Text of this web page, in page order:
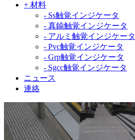
+ 材料
- Ss触覚インジケータ
- 真鍮触覚インジケータ
- アルミ触覚インジケータ
- Pvc触覚インジケータ
- Grp触覚インジケータ
- Sgcc触覚インジケータ
ニュース
連絡